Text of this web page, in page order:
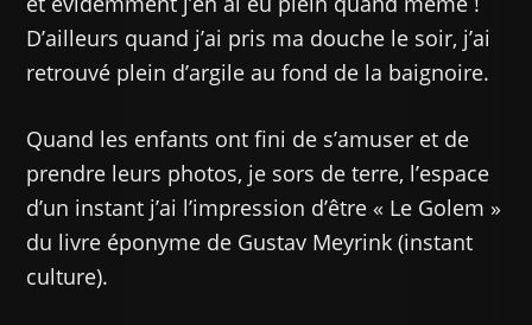
D’ailleurs quand j’ai pris ma douche le soir, j’ai
retrouvé plein d’argile au fond de la baignoire.
Quand les enfants ont fini de s’amuser et de
prendre leurs photos, je sors de terre, l’espace
d’un instant j’ai l’impression d’être « Le Golem »
du livre éponyme de Gustav Meyrink (instant
culture).